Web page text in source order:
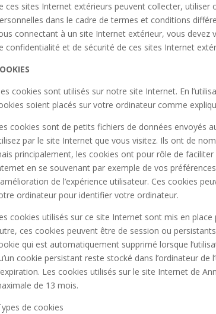
ces sites Internet extérieurs peuvent collecter, utiliser
dans le cadre de termes et conditions
connectant à un site Internet extérieur, vous devez
confidentialité et de sécurité de ces sites Internet
cookies sont utilisés sur notre site Internet. En
soient placés sur votre ordinateur comme
cookies sont de petits fichiers de données envoyés
par le site Internet que vous visitez. Ils ont de
principalement, les cookies ont pour rôle de
en se souvenant par exemple de vos
de l’expérience utilisateur. Ces cookies
ordinateur pour identifier votre ordinateur.
cookies utilisés sur ce site Internet sont mis en
ces cookies peuvent être de session ou
qui est automatiquement supprimé lorsque
cookie persistant reste stocké dans l’ordinateur de
Les cookies utilisés sur le site Internet de
de 13 mois.
de cookies